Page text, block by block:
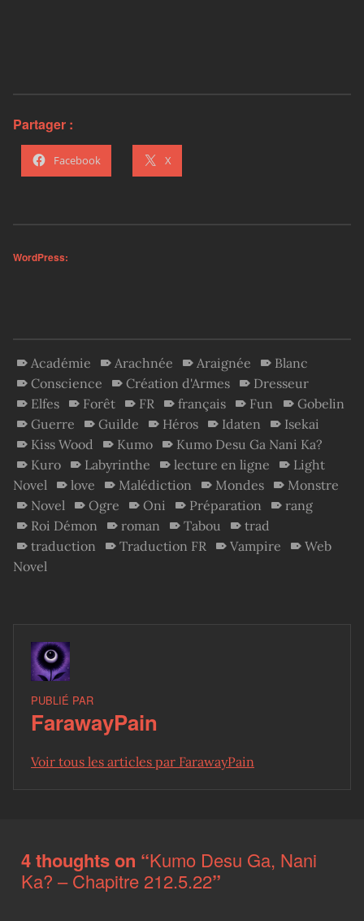
Partager :
Facebook X
WordPress:
Académie Arachnée Araignée
Blanc
Conscience
Création d'Armes
Dresseur
Elfes
Forêt FR français Fun
Gobelin
Guerre
Guilde Héros Idaten
Isekai
Kiss Wood
Kumo
Kumo Desu Ga Nani Ka?
Kuro
Labyrinthe lecture en ligne
Light
Novel
love Malédiction Mondes
Monstre
Novel
Ogre Oni Préparation
rang
Roi Démon
roman Tabou
trad
traduction
Traduction FR Vampire
Web
Novel
PUBLIÉ PAR
FarawayPain
Voir tous les articles par FarawayPain
4 thoughts on “Kumo Desu Ga, Nani
Ka? – Chapitre 212.5.22”